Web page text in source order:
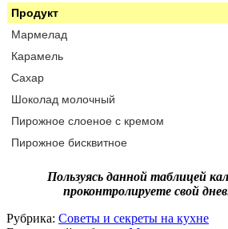
Продукт
Мармелад
Карамель
Сахар
Шоколад молочный
Пирожное слоеное с кремом
Пирожное бисквитное
Пользуясь данной таблицей
проконтролируете свой
Рубрика: Советы и секреты на кухне